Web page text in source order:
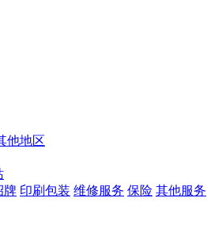
他地区
牌 印刷包装 维修服务 保险 其他服务